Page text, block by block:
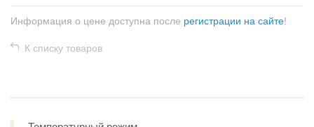
Информация о цене доступна после регистрации на сайте!
К списку товаров